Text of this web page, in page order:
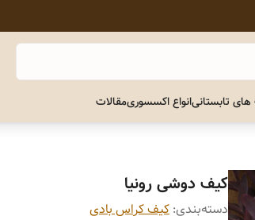
تابستانیانواع اکسسوریمقالات
کیف دوشی رونیا
دسته‌بندی: کیف کراس بادی